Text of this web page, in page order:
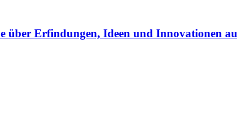
über Erfindungen, Ideen und Innovationen